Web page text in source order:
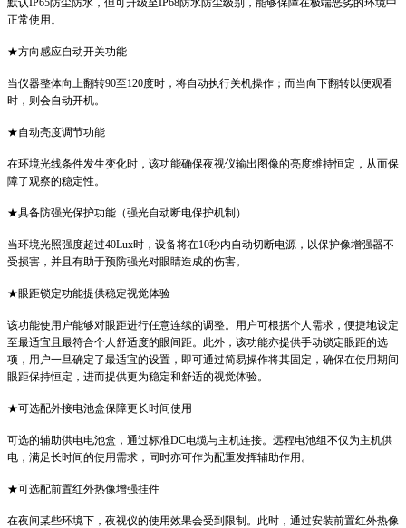
默认IP65防尘防水，但可升级至IP68防水防尘级别，能够保障在极端恶劣的环境中
正常使用。
★方向感应自动开关功能
当仪器整体向上翻转90至120度时，将自动执行关机操作；而当向下翻转以便观看
时，则会自动开机。
★自动亮度调节功能
在环境光线条件发生变化时，该功能确保夜视仪输出图像的亮度维持恒定，从而保
障了观察的稳定性。
★具备防强光保护功能（强光自动断电保护机制）
当环境光照强度超过40Lux时，设备将在10秒内自动切断电源，以保护像增强器不
受损害，并且有助于预防强光对眼睛造成的伤害。
★眼距锁定功能提供稳定视觉体验
该功能使用户能够对眼距进行任意连续的调整。用户可根据个人需求，便捷地设定
至最适宜且最符合个人舒适度的眼间距。此外，该功能亦提供手动锁定眼距的选
项，用户一旦确定了最适宜的设置，即可通过简易操作将其固定，确保在使用期间
眼距保持恒定，进而提供更为稳定和舒适的视觉体验。
★可选配外接电池盒保障更长时间使用
可选的辅助供电电池盒，通过标准DC电缆与主机连接。远程电池组不仅为主机供
电，满足长时间的使用需求，同时亦可作为配重发挥辅助作用。
★可选配前置红外热像增强挂件
在夜间某些环境下，夜视仪的使用效果会受到限制。此时，通过安装前置红外热像